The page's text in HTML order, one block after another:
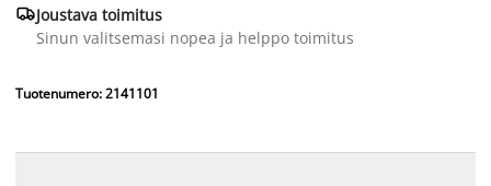
Joustava toimitus
Sinun valitsemasi nopea ja helppo toimitus
Tuotenumero: 2141101